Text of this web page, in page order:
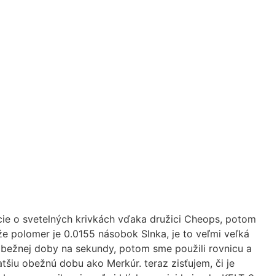
o svetelných krivkách vďaka družici Cheops, potom
polomer je 0.0155 násobok Slnka, je to veľmi veľká
doby na sekundy, potom sme použili rovnicu a
obežnú dobu ako Merkúr. teraz zisťujem, či je